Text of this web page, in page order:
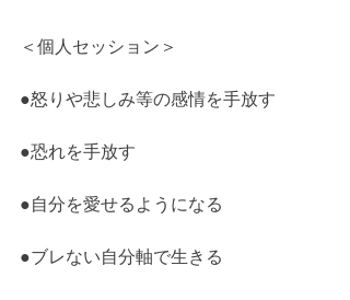
＜個人セッション＞
●怒りや悲しみ等の感情を手放す
●恐れを手放す
●自分を愛せるようになる
●ブレない自分軸で生きる